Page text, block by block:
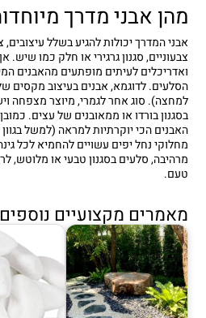
מהן אבני מדרך
אבני המדרך יכולות להגיע בשלל עיצובים,
צבעוניים, סגנון גרגירי או חלק כמו שיש.
ואדריכלים לעיתים מופתעים מהאבנים
הסלעים. לדוגמא, אבנים בעיצוב מקסים
למחצה). סוג אחר לגמרי, מיוצר מצפחה
בסגנון בורדו או ממאובנים של עצים.
האבנים הכי יוקרתיות למראה (למשל
מחלוקי נחל יפים עשויים להחמיא לכל
מרהיבה, סלעים בסגנון טבעי או מלוטש,
טעם.
מאמרים מקצועיים